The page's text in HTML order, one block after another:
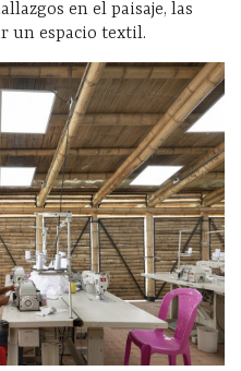
en el paisaje, las
un espacio textil.